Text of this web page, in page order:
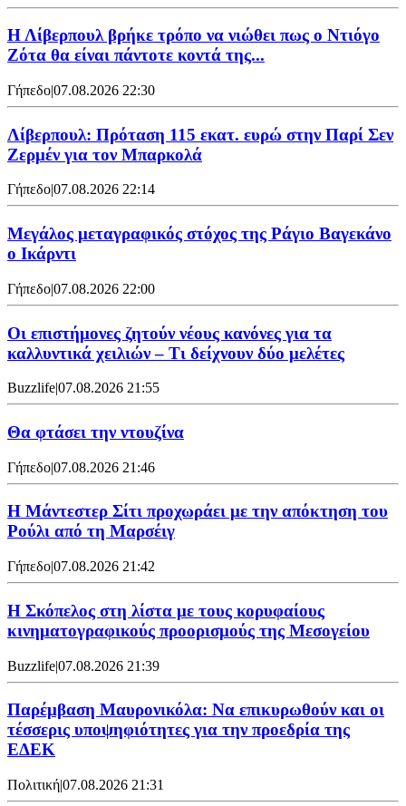
Η Λίβερπουλ βρήκε τρόπο να νιώθει πως ο Ντιόγο
Ζότα θα είναι πάντοτε κοντά της...
Γήπεδο|07.08.2026 22:30
Λίβερπουλ: Πρόταση 115 εκατ. ευρώ στην Παρί Σεν
Ζερμέν για τον Μπαρκολά
Γήπεδο|07.08.2026 22:14
Μεγάλος μεταγραφικός στόχος της Ράγιο Βαγεκάνο
ο Ικάρντι
Γήπεδο|07.08.2026 22:00
Οι επιστήμονες ζητούν νέους κανόνες για τα
καλλυντικά χειλιών – Τι δείχνουν δύο μελέτες
Buzzlife|07.08.2026 21:55
Θα φτάσει την ντουζίνα
Γήπεδο|07.08.2026 21:46
Η Μάντεστερ Σίτι προχωράει με την απόκτηση του
Ρούλι από τη Μαρσέιγ
Γήπεδο|07.08.2026 21:42
Η Σκόπελος στη λίστα με τους κορυφαίους
κινηματογραφικούς προορισμούς της Μεσογείου
Buzzlife|07.08.2026 21:39
Παρέμβαση Μαυρονικόλα: Να επικυρωθούν και οι
τέσσερις υποψηφιότητες για την προεδρία της
ΕΔΕΚ
Πολιτική|07.08.2026 21:31